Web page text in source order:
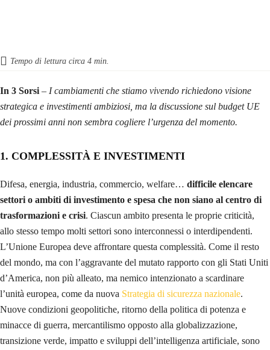
Tempo di lettura circa 4 min.
In 3 Sorsi – I cambiamenti che stiamo vivendo richiedono visione
strategica e investimenti ambiziosi, ma la discussione sul budget UE
dei prossimi anni non sembra cogliere l’urgenza del momento.
1. COMPLESSITÀ E INVESTIMENTI
Difesa, energia, industria, commercio, welfare… difficile elencare
settori o ambiti di investimento e spesa che non siano al centro di
trasformazioni e crisi. Ciascun ambito presenta le proprie criticità,
allo stesso tempo molti settori sono interconnessi o interdipendenti.
L’Unione Europea deve affrontare questa complessità. Come il resto
del mondo, ma con l’aggravante del mutato rapporto con gli Stati Uniti
d’America, non più alleato, ma nemico intenzionato a scardinare
l’unità europea, come da nuova Strategia di sicurezza nazionale.
Nuove condizioni geopolitiche, ritorno della politica di potenza e
minacce di guerra, mercantilismo opposto alla globalizzazione,
transizione verde, impatto e sviluppi dell’intelligenza artificiale, sono